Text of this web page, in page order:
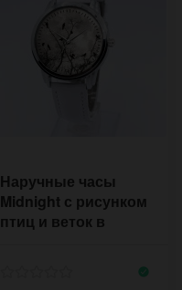
Наручные часы
Midnight с рисунком
птиц и веток в